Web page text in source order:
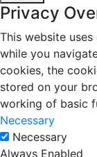
Privacy
This website
while you
cookies, the
stored on your
working of basic
Necessary
Necessary
Always Enabled